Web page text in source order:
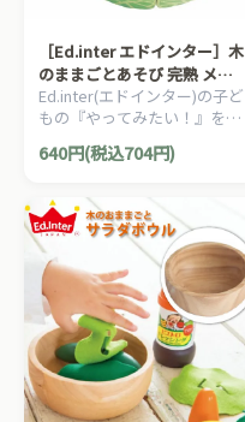
［Ed.inter エドインター］木
のままごとあそび 完熟 メロ
ン
Ed.inter(エドインター)の子ど
もの『やってみたい！』を叶
えてくれるエドインターの木
のままごとあそびシリーズ！
ごジュース』です。
640円(税込704円)